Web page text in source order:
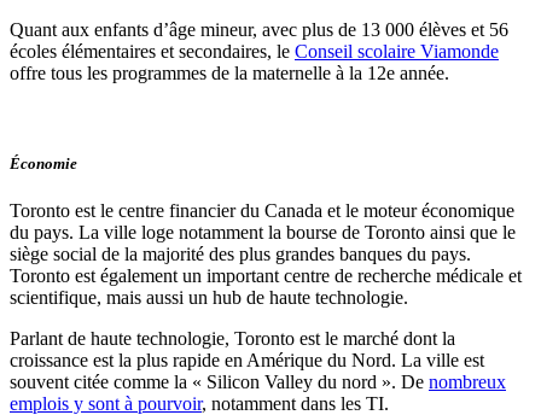
Quant aux enfants d’âge mineur, avec plus de 13 000 élèves et 56
écoles élémentaires et secondaires, le Conseil scolaire Viamonde
offre tous les programmes de la maternelle à la 12e année.
Économie
Toronto est le centre financier du Canada et le moteur économique
du pays. La ville loge notamment la bourse de Toronto ainsi que le
siège social de la majorité des plus grandes banques du pays.
Toronto est également un important centre de recherche médicale et
scientifique, mais aussi un hub de haute technologie.
Parlant de haute technologie, Toronto est le marché dont la
croissance est la plus rapide en Amérique du Nord. La ville est
souvent citée comme la « Silicon Valley du nord ». De nombreux
emplois y sont à pourvoir, notamment dans les TI.